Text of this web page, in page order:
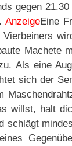
gegen
AnzeigeEine
Machete
Als eine
sich der
willst, halt
schlägt